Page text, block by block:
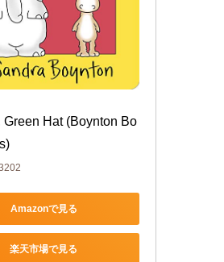
Green Hat (Boynton Bo
Amazonで見る
楽天市場で見る